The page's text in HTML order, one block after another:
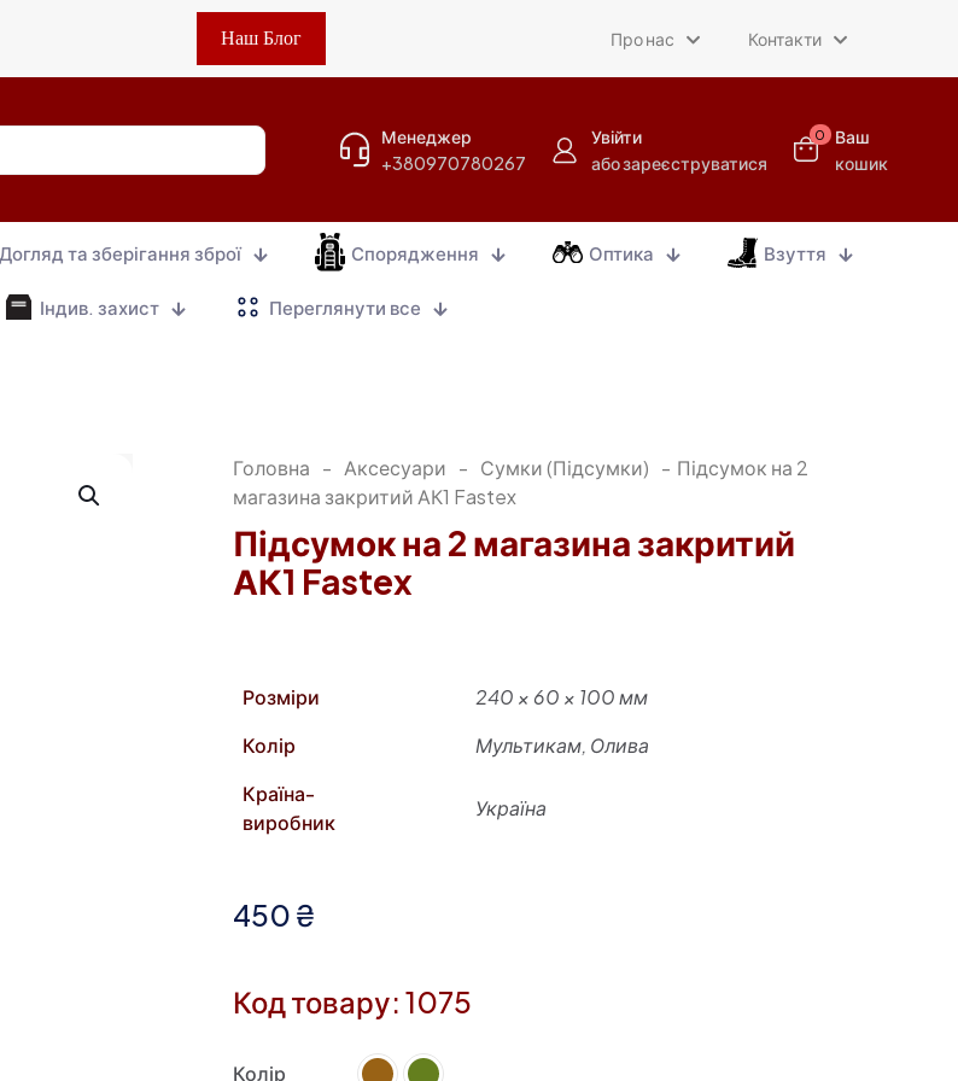
Наш Блог Про нас Контакти
Менеджер
+380970780267
Увійти
або зареєструватися
0
Ваш
кошик
Догляд та зберігання зброї Спорядження Оптика Взуття
Індив. захист Переглянути все
Головна - Аксесуари - Сумки (Підсумки) - Підсумок на 2
магазина закритий АК1 Fastex
Підсумок на 2 магазина закритий
АК1 Fastex
Розміри
240 × 60 × 100 мм
Колір
Мультикам, Олива
Країна-
виробник
Україна
450 ₴
Код товару: 1075
Колір